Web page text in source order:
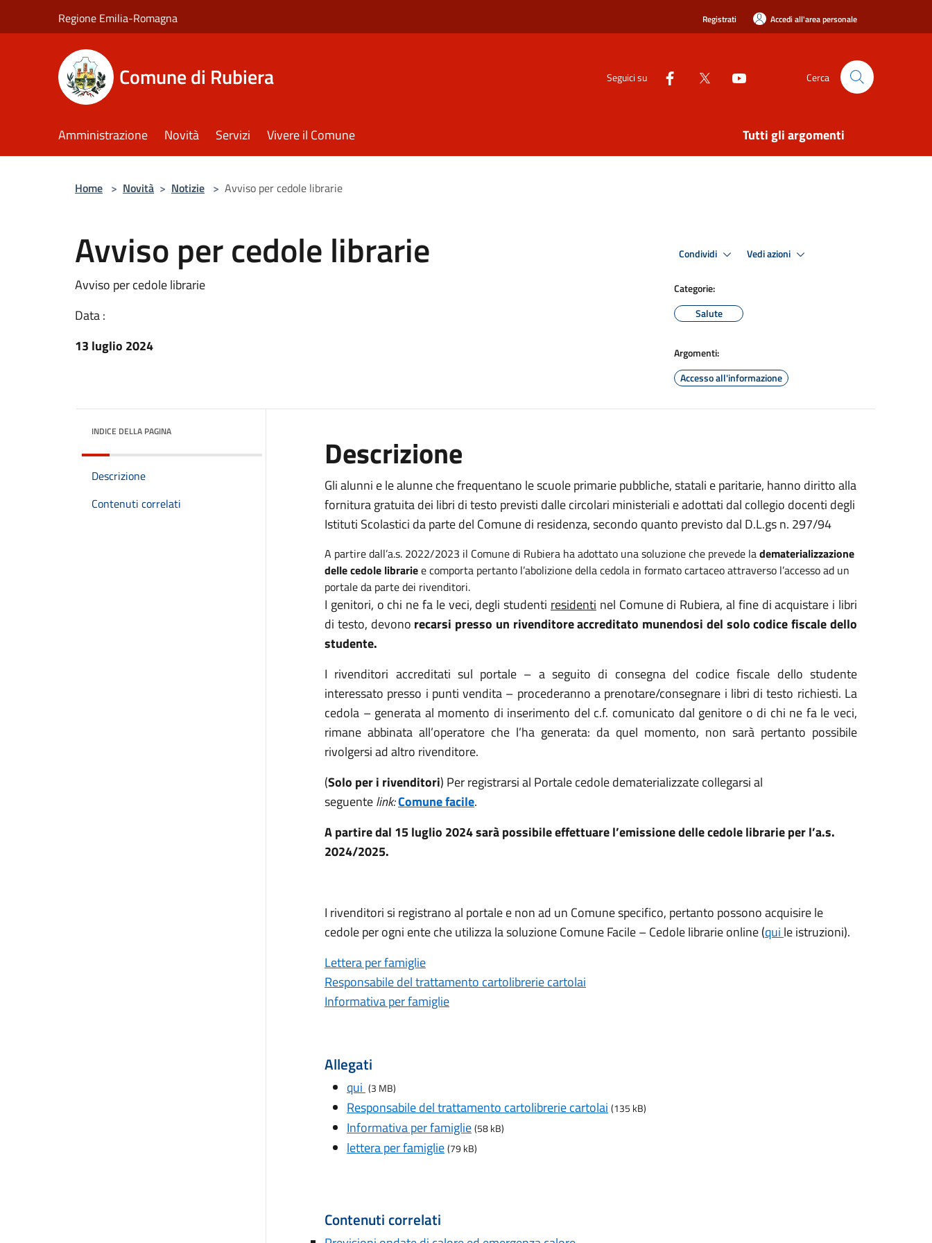
Regione Emilia-Romagna Registrati Accedi all'area personale
Comune di Rubiera Seguici su Cerca
Amministrazione Novità Servizi Vivere il Comune Tutti gli argomenti
Home > Novità > Notizie > Avviso per cedole librarie
Avviso per cedole librarie
Avviso per cedole librarie
Data :
13 luglio 2024
Condividi Vedi azioni
Categorie:
Salute
Argomenti:
Accesso all'informazione
INDICE DELLA PAGINA
Descrizione
Contenuti correlati
Descrizione
Gli alunni e le alunne che frequentano le scuole primarie pubbliche, statali e paritarie, hanno diritto alla
fornitura gratuita dei libri di testo previsti dalle circolari ministeriali e adottati dal collegio docenti degli
Istituti Scolastici da parte del Comune di residenza, secondo quanto previsto dal D.L.gs n. 297/94
A partire dall’a.s. 2022/2023 il Comune di Rubiera ha adottato una soluzione che prevede ladematerializzazione
delle cedole librariee comporta pertanto l’abolizione della cedola in formato cartaceo attraverso l’accesso ad un
portale da parte dei rivenditori.
I genitori, o chi ne fa le veci, degli studenti residenti nel Comune di Rubiera, al fine di acquistare i libri
di testo, devono recarsi presso un rivenditore accreditato munendosi del solo codice fiscale dello
studente.
I rivenditori accreditati sul portale – a seguito di consegna del codice fiscale dello studente
interessato presso i punti vendita – procederanno a prenotare/consegnare i libri di testo richiesti. La
cedola – generata al momento di inserimento del c.f. comunicato dal genitore o di chi ne fa le veci,
rimane abbinataall’operatoreche l’ha generata: da quel momento, non sarà pertanto possibile
rivolgersi ad altro rivenditore.
(Solo per i rivenditori) Per registrarsi al Portale cedole dematerializzate collegarsi al
seguentelink:Comune facile.
A partire dal 15 luglio 2024sarà possibile effettuare l’emissione delle cedole librarie per l’a.s.
2024/2025.
I rivenditori si registrano al portale e non ad un Comune specifico, pertanto possono acquisire le
cedole per ogni ente che utilizza la soluzione Comune Facile – Cedole librarie online (qui le istruzioni).
Lettera per famiglie
Responsabile del trattamento cartolibrerie cartolai
Informativa per famiglie
Allegati
qui (3 MB)
Responsabile del trattamento cartolibrerie cartolai (135 kB)
Informativa per famiglie(58 kB)
lettera per famiglie(79 kB)
Contenuti correlati